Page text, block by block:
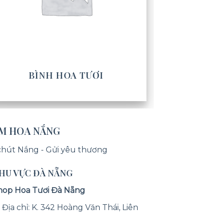
BÌNH HOA TƯƠI
HOA NẮNG
Nắng - Gửi yêu thương
VỰC ĐÀ NẴNG
Hoa Tươi Đà Nẵng
Địa chỉ: K. 342 Hoàng Văn Thái, Liên